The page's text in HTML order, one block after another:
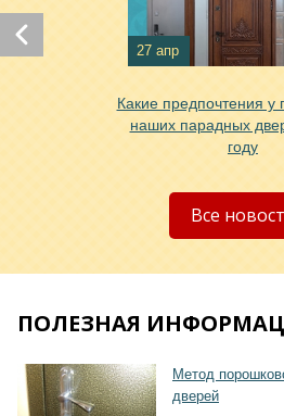
Хочу такую
Хочу такую
27 апр
Какие предпочтения у
наших парадных
году
Все
ПОЛЕЗНАЯ
Метод
дверей